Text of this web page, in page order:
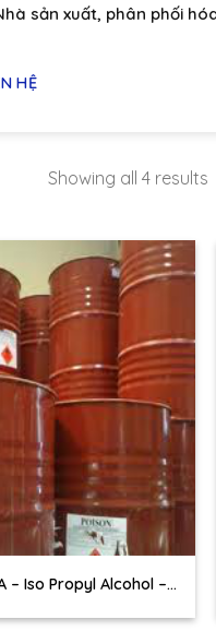
xuất, phân phối hóa
HỆ
Showing all 4 results
– Iso Propyl Alcohol –